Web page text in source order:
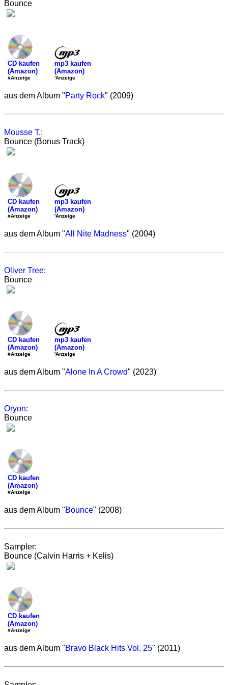
Bounce
CD kaufen
(Amazon)
#Anzeige
mp3 kaufen
(Amazon)
'Anzeige
aus dem Album "Party Rock" (2009)
Mousse T.:
Bounce (Bonus Track)
CD kaufen
(Amazon)
#Anzeige
mp3 kaufen
(Amazon)
'Anzeige
aus dem Album "All Nite Madness" (2004)
Oliver Tree:
Bounce
CD kaufen
(Amazon)
#Anzeige
mp3 kaufen
(Amazon)
'Anzeige
aus dem Album "Alone In A Crowd" (2023)
Oryon:
Bounce
CD kaufen
(Amazon)
#Anzeige
aus dem Album "Bounce" (2008)
Sampler:
Bounce (Calvin Harris + Kelis)
CD kaufen
(Amazon)
#Anzeige
aus dem Album "Bravo Black Hits Vol. 25" (2011)